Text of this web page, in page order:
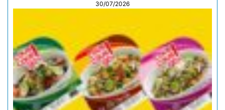
30/07/2026